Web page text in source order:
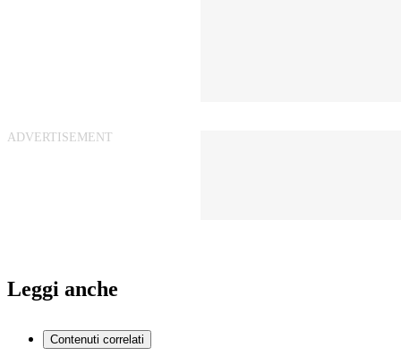
Leggi anche
Contenuti correlati